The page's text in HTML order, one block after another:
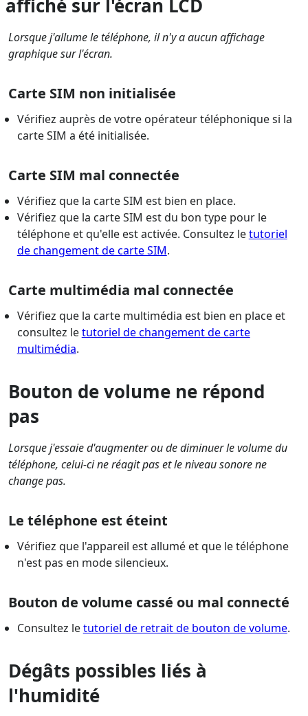
affiché sur l'écran LCD
Lorsque j'allume le téléphone, il n'y a aucun affichage
graphique sur l'écran.
Carte SIM non initialisée
Vérifiez auprès de votre opérateur téléphonique si la
carte SIM a été initialisée.
Carte SIM mal connectée
Vérifiez que la carte SIM est bien en place.
Vérifiez que la carte SIM est du bon type pour le
téléphone et qu'elle est activée. Consultez letutoriel
de changement de carte SIM.
Carte multimédia mal connectée
Vérifiez que la carte multimédia est bien en place et
consultez letutoriel de changement de carte
multimédia.
Bouton de volume ne répond
pas
Lorsque j'essaie d'augmenter ou de diminuer le volume du
téléphone, celui-ci ne réagit pas et le niveau sonore ne
change pas.
Le téléphone est éteint
Vérifiez que l'appareil est allumé et que le téléphone
n'est pas en mode silencieux.
Bouton de volume cassé ou mal connecté
Consultez letutoriel de retrait de bouton de volume.
Dégâts possibles liés à
l'humidité